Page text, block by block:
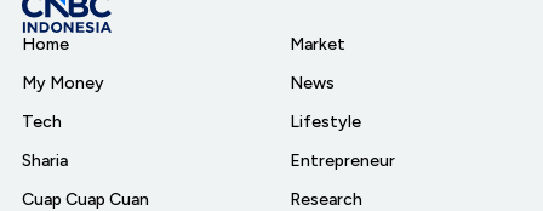
Home
My Money
Tech
Sharia
Cuap Cuap Cuan
Market
News
Lifestyle
Entrepreneur
Research